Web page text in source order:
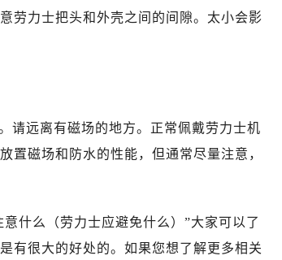
09室（需提前预约）
（需提前预约）
（需提前预约）
室（需提前预约）
需提前预约）
2102室（需提前预约）
层01室（需提前预约）
劳力士把头和外壳之间的间隙。太小会影
请远离有磁场的地方。正常佩戴劳力士机
置磁场和防水的性能，但通常尽量注意，
什么（劳力士应避免什么）”大家可以了
有很大的好处的。如果您想了解更多相关